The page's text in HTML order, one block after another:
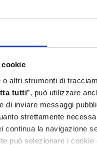
altri strumenti di
tutti”, può utilizzare
di inviare messaggi
strettamente
continua la navigazione
può selezionare i